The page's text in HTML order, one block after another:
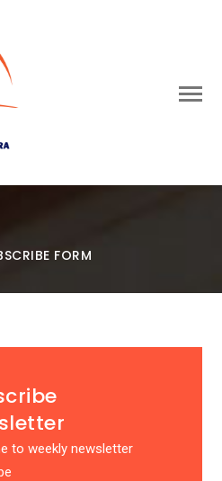
FORM
to weekly newsletter